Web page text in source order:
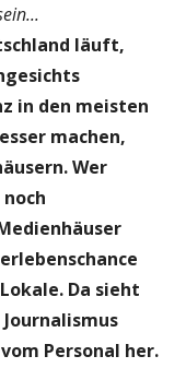
läuft,
in den meisten
machen,
Wer
Da sieht
Personal her.